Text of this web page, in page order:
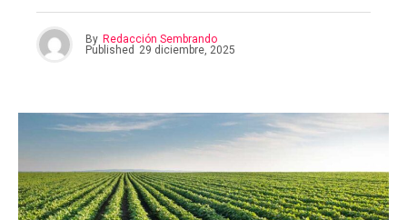
By Redacción Sembrando
Published 29 diciembre, 2025